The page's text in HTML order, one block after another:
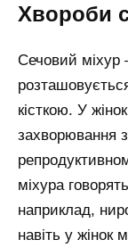
Хвороби
Сечовий міхур
кісткою. У
захворювання
міхура
наприклад,
навіть у жінок